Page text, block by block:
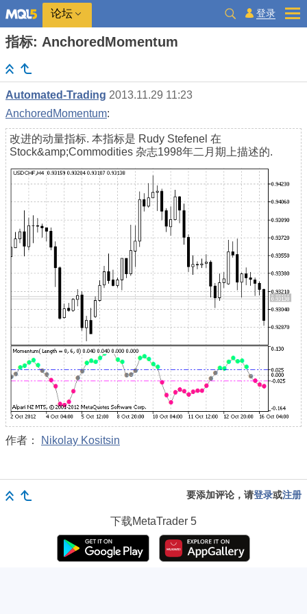
论坛 登录
指标: AnchoredMomentum
Automated-Trading 2013.11.29 11:23
AnchoredMomentum:
改进的动量指标. 本指标是 Rudy Stefenel 在
Stock&amp;Commodities 杂志1998年二月期上描述的.
作者： Nikolay Kositsin
要添加评论，请登录或注册
下载MetaTrader 5